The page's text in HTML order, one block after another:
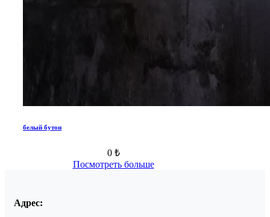
белый бутон
0 ₺
Посмотреть больше
Адрес: